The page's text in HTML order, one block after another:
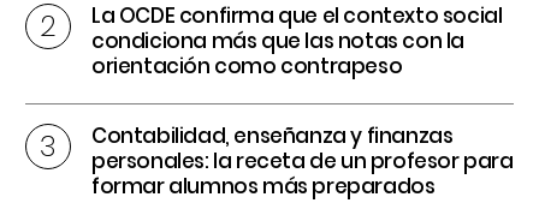
La OCDE confirma que el contexto social
condiciona más que las notas con la
orientación como contrapeso
Contabilidad, enseñanza y finanzas
personales: la receta de un profesor para
formar alumnos más preparados